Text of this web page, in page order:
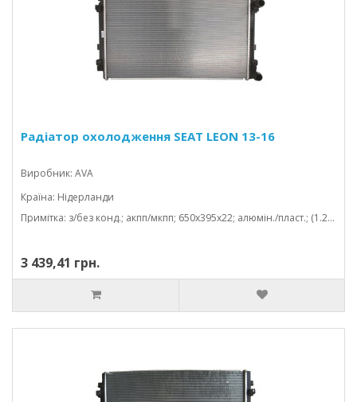
Радіатор охолодження SEAT LEON 13-16
Виробник: AVA
Країна: Нідерланди
Примітка: з/без конд.; акпп/мкпп; 650x395x22; алюмін./пласт.; (1.2 tfsi/1.4 tfsi/1.6 tdi/2.0 tdi/1.0 tfsi/1.5 tfsi/1.2 tsi/1.4 tsi/1; механічний
3 439,41 грн.